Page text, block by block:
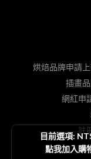
烘焙品牌申請
插畫
網紅申
註
目前選項:
點我加入購